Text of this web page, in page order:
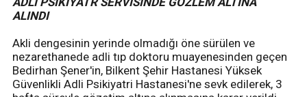
ALINDI
Akli dengesinin yerinde olmadığı öne sürülen ve
nezarethanede adli tıp doktoru muayenesinden geçen
Bedirhan Şener'in, Bilkent Şehir Hastanesi Yüksek
Güvenlikli Adli Psikiyatri Hastanesi'ne sevk edilerek, 3